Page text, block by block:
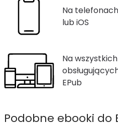
Na
lub iOS
Na
EPub
Podobne ebooki do